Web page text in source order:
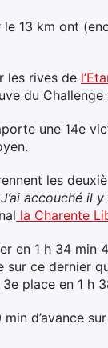
13 km ont
les rives de
du Challenge
une 14e
les
accouché il
la Charente
en 1 h 34 min
sur ce dernier
place en 1 h
d’avance